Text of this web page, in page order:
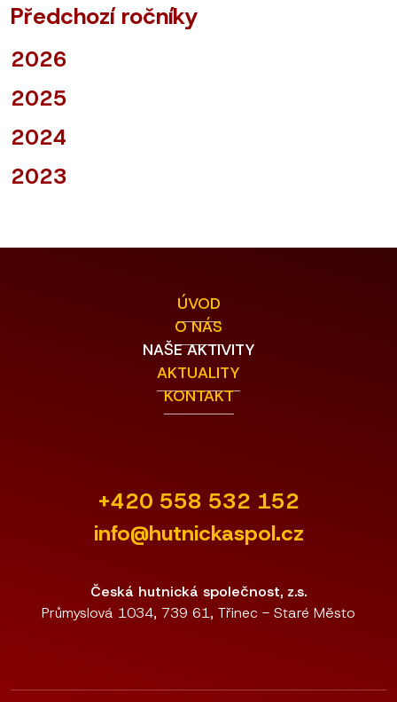
Předchozí ročníky
2026
2025
2024
2023
ÚVOD
O NÁS
NAŠE AKTIVITY
AKTUALITY
KONTAKT
+420 558 532 152
info@hutnickaspol.cz
Česká hutnická společnost, z.s.
Průmyslová 1034, 739 61, Třinec - Staré Město